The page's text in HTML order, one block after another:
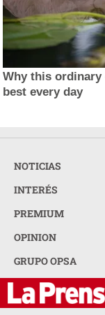
Why this
best every day
NOTICIAS
INTERÉS
PREMIUM
OPINION
GRUPO OPSA